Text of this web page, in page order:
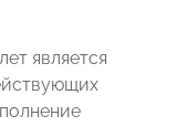
является